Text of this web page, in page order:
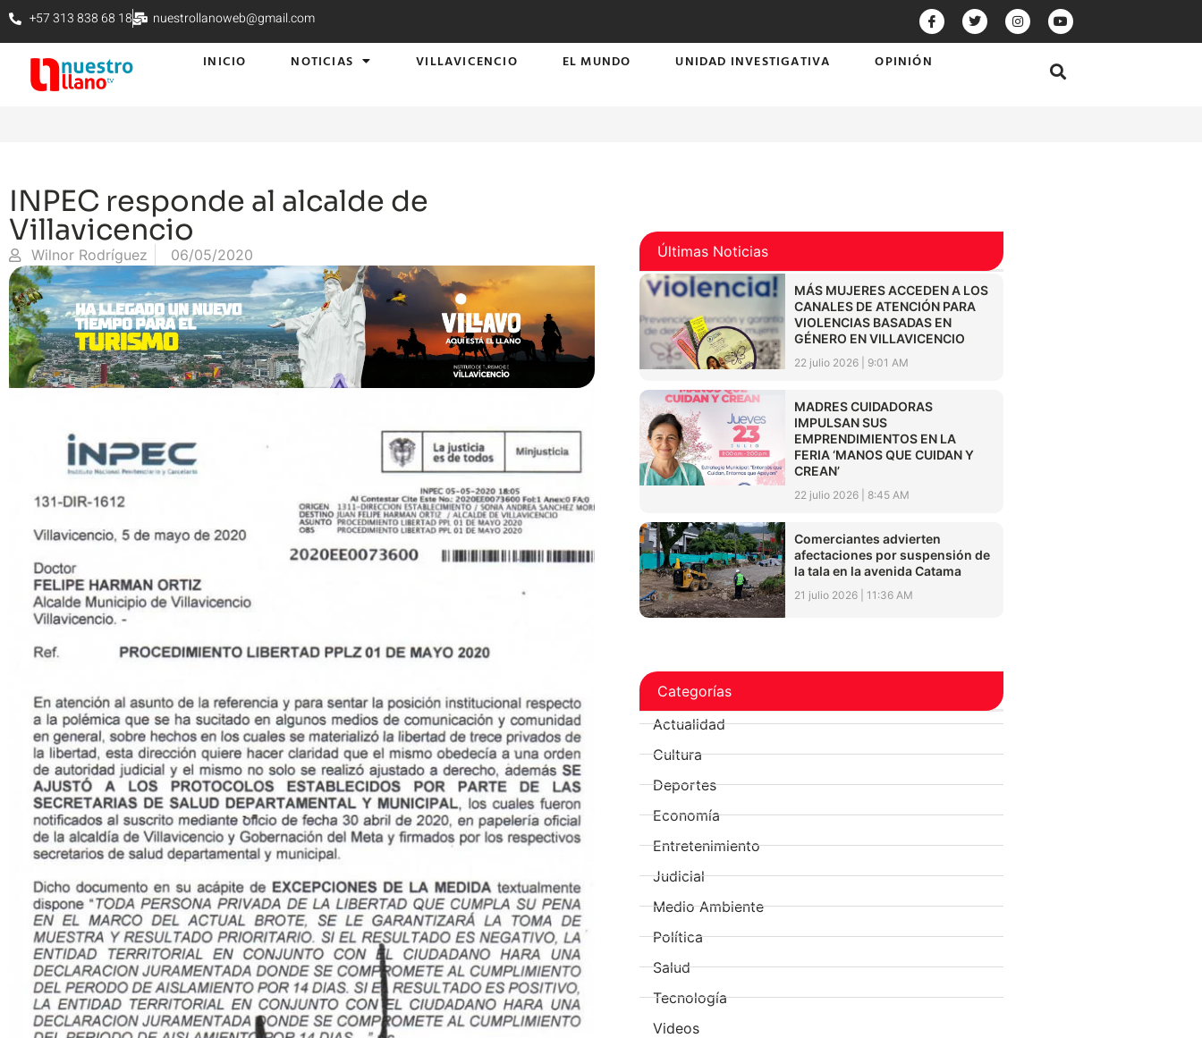
+57 313 838 68 18 nuestrollanoweb@gmail.com
INICIO NOTICIAS VILLAVICENCIO EL MUNDO UNIDAD INVESTIGATIVA OPINIÓN
INPEC responde al alcalde de
Villavicencio
Wilnor Rodríguez 06/05/2020 Últimas Noticias
MÁS MUJERES ACCEDEN A LOS
CANALES DE ATENCIÓN PARA
VIOLENCIAS BASADAS EN
GÉNERO EN VILLAVICENCIO
22 julio 2026 9:01 AM
MADRES CUIDADORAS
IMPULSAN SUS
EMPRENDIMIENTOS EN LA
FERIA ‘MANOS QUE CUIDAN Y
CREAN’
22 julio 2026 8:45 AM
Comerciantes advierten
afectaciones por suspensión de
la tala en la avenida Catama
21 julio 2026 11:36 AM
Categorías
Actualidad
Cultura
Deportes
Economía
Entretenimiento
Judicial
Medio Ambiente
Política
Salud
Tecnología
Videos